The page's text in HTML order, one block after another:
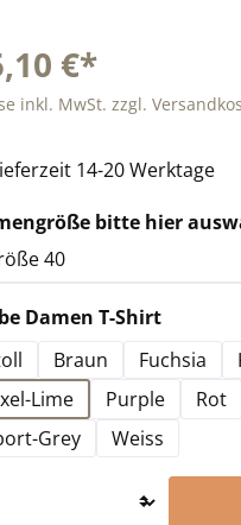
€*
inkl. MwSt. zzgl.
14-20 Werktage
bitte hier
Damen T-Shirt
Braun Fuchsia
Lime
Purple Rot
Grey
Weiss